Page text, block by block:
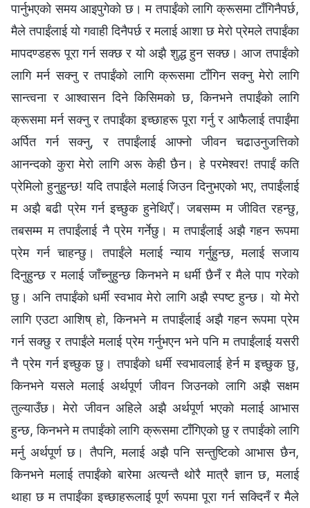
पार्नुभएको समय आइपुगेको छ। म तपाईंको लागि क्रूसमा टाँगिनैपर्छ,
मैले तपाईंलाई यो गवाही दिनैपर्छ र मलाई आशा छ मेरो प्रेमले तपाईंका
मापदण्डहरू पूरा गर्न सक्छ र यो अझै शुद्ध हुन सक्छ। आज तपाईंको
लागि मर्न सक्‍नु र तपाईंको लागि क्रूसमा टाँगिन सक्‍नु मेरो लागि
सान्त्वना र आश्‍वासन दिने किसिमको छ, किनभने तपाईंको लागि
क्रूसमा मर्न सक्‍नु र तपाईंका इच्‍छाहरू पूरा गर्नु र आफैलाई तपाईंमा
अर्पित गर्न सक्‍नु, र तपाईंलाई आफ्‍नो जीवन चढाउनुजत्तिको
आनन्दको कुरा मेरो लागि अरू केही छैन। हे परमेश्‍वर! तपाईं कति
प्रेमिलो हुनुहुन्छ! यदि तपाईंले मलाई जिउन दिनुभएको भए, तपाईंलाई
म अझै बढी प्रेम गर्न इच्‍छुक हुनेथिएँ। जबसम्‍म म जीवित रहन्छु,
तबसम्‍म म तपाईंलाई नै प्रेम गर्नेछु। म तपाईंलाई अझै गहन रूपमा
प्रेम गर्न चाहन्छु। तपाईंले मलाई न्याय गर्नुहुन्छ, मलाई सजाय
दिनुहुन्छ र मलाई जाँच्‍नुहुन्छ किनभने म धर्मी छैनँ र मैले पाप गरेको
छु। अनि तपाईंको धर्मी स्वभाव मेरो लागि अझै स्पष्ट हुन्छ। यो मेरो
लागि एउटा आशिष्‌ हो, किनभने म तपाईंलाई अझै गहन रूपमा प्रेम
गर्न सक्छु र तपाईंले मलाई प्रेम गर्नुभएन भने पनि म तपाईंलाई यसरी
नै प्रेम गर्न इच्‍छुक छु। तपाईंको धर्मी स्वभावलाई हेर्न म इच्‍छुक छु,
किनभने यसले मलाई अर्थपूर्ण जीवन जिउनको लागि अझै सक्षम
तुल्याउँछ। मेरो जीवन अहिले अझै अर्थपूर्ण भएको मलाई आभास
हुन्छ, किनभने म तपाईंको लागि क्रूसमा टाँगिएको छु र तपाईंको लागि
मर्नु अर्थपूर्ण छ। तैपनि, मलाई अझै पनि सन्तुष्टिको आभास छैन,
किनभने मलाई तपाईंको बारेमा अत्यन्तै थोरै मात्रै ज्ञान छ, मलाई
थाहा छ म तपाईंका इच्‍छाहरूलाई पूर्ण रूपमा पूरा गर्न सक्दिनँ र मैले